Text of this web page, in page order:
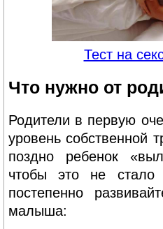
Тест на
Что нужно от
Родители в первую
уровень собственной
поздно ребенок
чтобы это не стало
постепенно
малыша: